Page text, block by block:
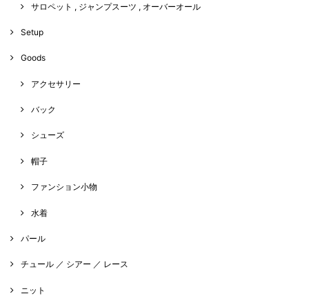
サロペット , ジャンプスーツ , オーバーオール
Setup
Goods
アクセサリー
バック
シューズ
帽子
ファンション小物
水着
パール
チュール ／ シアー ／ レース
ニット